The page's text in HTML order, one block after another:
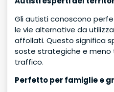
Gli autisti conoscono
le vie alternative da
affollati. Questo significa
soste strategiche e meno
traffico.
Perfetto per famiglie e